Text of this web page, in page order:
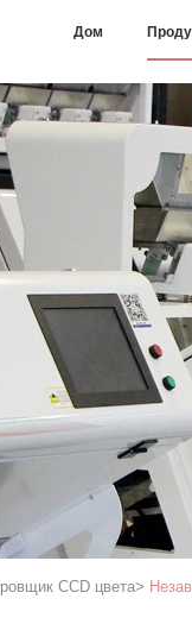
Дом
CCD цвета>